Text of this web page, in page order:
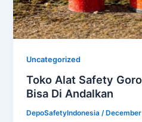
Uncategorized
Toko Alat Safety
Bisa Di Andalkan
DepoSafetyIndonesia/